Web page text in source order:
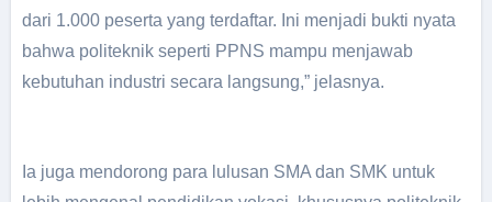
dari 1.000 peserta yang terdaftar. Ini menjadi bukti nyata
bahwa politeknik seperti PPNS mampu menjawab
kebutuhan industri secara langsung,” jelasnya.
Ia juga mendorong para lulusan SMA dan SMK untuk